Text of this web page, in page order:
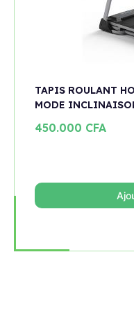
TAPIS ROULANT
MODE
450.000 CFA